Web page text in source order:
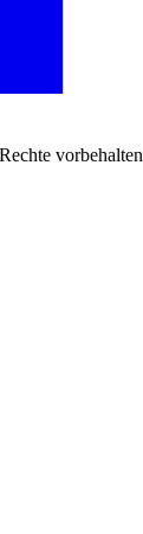
vorbehalten